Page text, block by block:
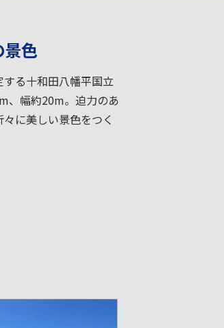
色
る十和田八幡平国立
、幅約20m。迫力のあ
に美しい景色をつく